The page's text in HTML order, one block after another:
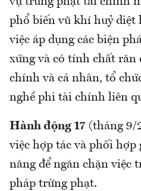
phổ biến vũ khí huỷ diệt
việc áp dụng các biện
xứng và có tính chất răn
chính và cá nhân, tổ
nghề phi tài chính liên
Hành động 17 (tháng 9/
việc hợp tác và phối hợp
năng để ngăn chặn việc
pháp trừng phạt.